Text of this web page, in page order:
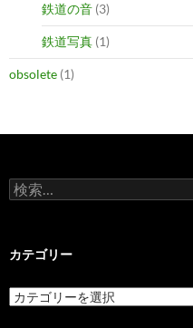
鉄道の音 (3)
鉄道写真 (1)
obsolete (1)
検
索:
カテゴリー
カ
テ